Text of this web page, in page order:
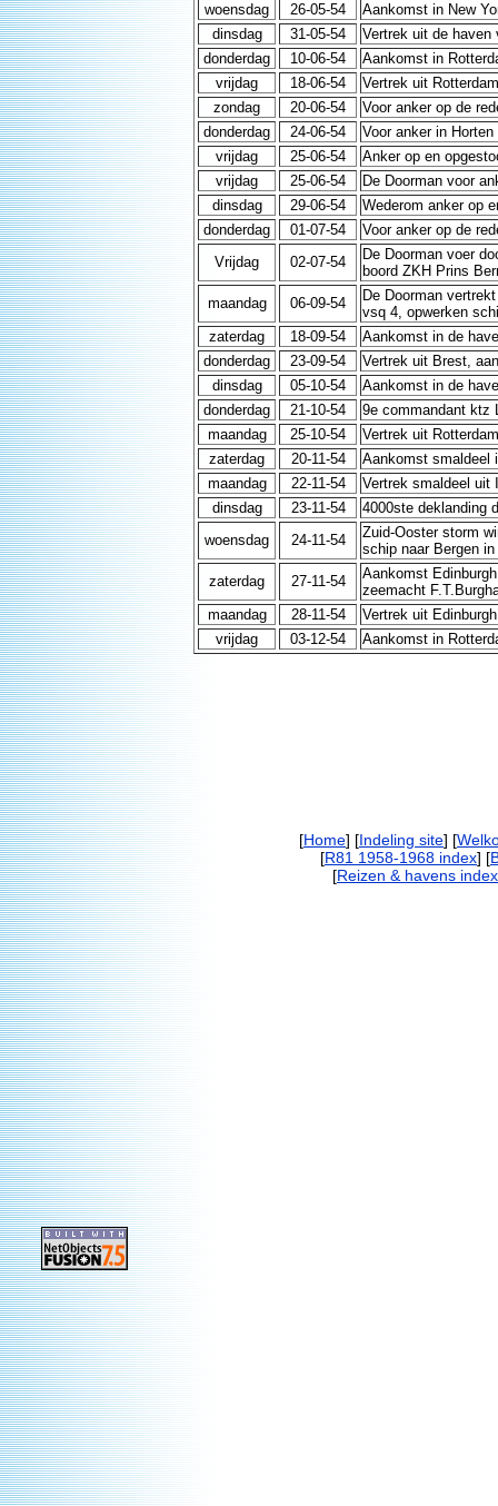
woensdag
26-05-54
Aankomst in New
dinsdag
31-05-54
Vertrek uit de haven
donderdag
10-06-54
Aankomst in
vrijdag
18-06-54
Vertrek uit
zondag
20-06-54
Voor anker op de
donderdag
24-06-54
Voor anker in
vrijdag
25-06-54
Anker op en
vrijdag
25-06-54
De Doorman voor
dinsdag
29-06-54
Wederom anker op
donderdag
01-07-54
Voor anker op de
Vrijdag
02-07-54
De Doorman voer
boord ZKH Prins
maandag
06-09-54
De Doorman
vsq 4, opwerken
zaterdag
18-09-54
Aankomst in de
donderdag
23-09-54
Vertrek uit Brest,
dinsdag
05-10-54
Aankomst in de
donderdag
21-10-54
9e commandant ktz
maandag
25-10-54
Vertrek uit
zaterdag
20-11-54
Aankomst smaldeel
maandag
22-11-54
Vertrek smaldeel uit
dinsdag
23-11-54
4000ste deklanding
woensdag
24-11-54
Zuid-Ooster storm
schip naar Bergen in
zaterdag
27-11-54
Aankomst
zeemacht
maandag
28-11-54
Vertrek uit
vrijdag
03-12-54 Aankomst in
[Home] [Indeling site] [
[R81 1958-1968 index] [
[Reizen & havens index